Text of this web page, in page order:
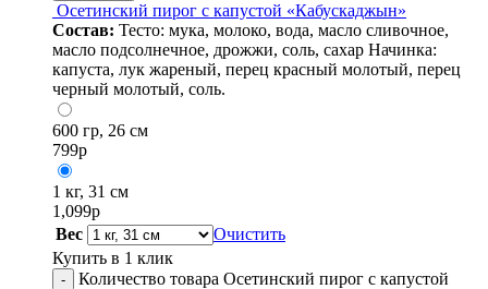
Осетинский пирог с капустой «Кабускаджын»
Состав: Тесто: мука, молоко, вода, масло сливочное,
масло подсолнечное, дрожжи, соль, сахар Начинка:
капуста, лук жареный, перец красный молотый, перец
черный молотый, соль.
600 гр, 26 см
799р
1 кг, 31 см
1,099р
Вес
Очистить
Купить в 1 клик
-
Количество товара Осетинский пирог с капустой